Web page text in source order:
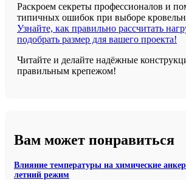
Раскроем секреты профессионалов и
типичных ошибок при выборе
Узнайте, как правильно рассчитать
подобрать размер для вашего проекта!
Читайте и делайте надёжные
правильным крепежом!
Вам может понравиться
Влияние температуры на химические
летний режим